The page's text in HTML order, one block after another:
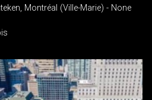
Montréal (Ville-Marie) - None